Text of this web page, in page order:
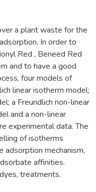
a plant waste for the
In order to
Red , Beneed Red
and to have a good
four models of
linear isotherm model;
a Freundlich non-linear
and a non-linear
experimental data. The
of isotherms
adsorption mechanism,
affinities.
treatments.